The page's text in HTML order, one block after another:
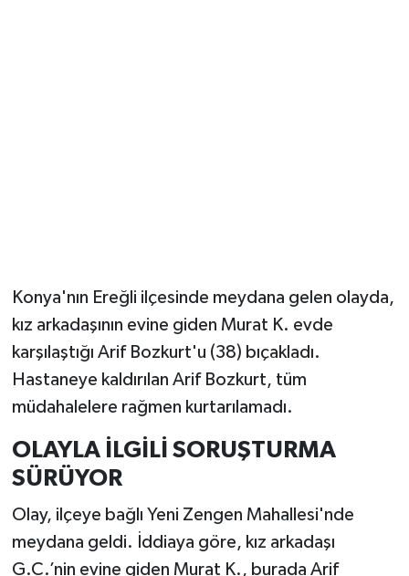
Konya'nın Ereğli ilçesinde meydana gelen olayda,
kız arkadaşının evine giden Murat K. evde
karşılaştığı Arif Bozkurt'u (38) bıçakladı.
Hastaneye kaldırılan Arif Bozkurt, tüm
müdahalelere rağmen kurtarılamadı.
OLAYLA İLGİLİ SORUŞTURMA
SÜRÜYOR
Olay, ilçeye bağlı Yeni Zengen Mahallesi'nde
meydana geldi. İddiaya göre, kız arkadaşı
G.C.’nin evine giden Murat K., burada Arif